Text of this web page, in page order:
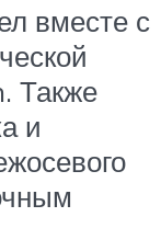
вместе с
Также
и